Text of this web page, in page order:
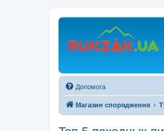
Допомога
Магазин спорядження